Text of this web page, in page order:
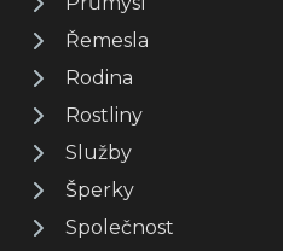
Řemesla
Rodina
Rostliny
Služby
Šperky
Společnost